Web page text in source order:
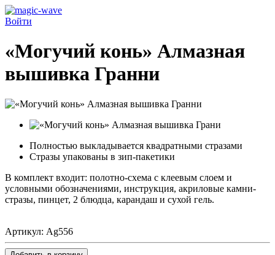
Войти
«Могучий конь» Алмазная
вышивка Гранни
Полностью выкладывается квадратными стразами
Стразы упакованы в зип-пакетики
В комплект входит: полотно-схема с клеевым слоем и
условными обозначениями, инструкция, акриловые камни-
стразы, пинцет, 2 блюдца, карандаш и сухой гель.
Артикул: Ag556